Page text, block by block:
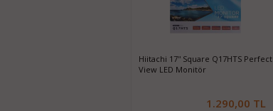
Hiitachi 17'' Square Q17HTS Perfect
View LED Monitör
1.290,00 TL